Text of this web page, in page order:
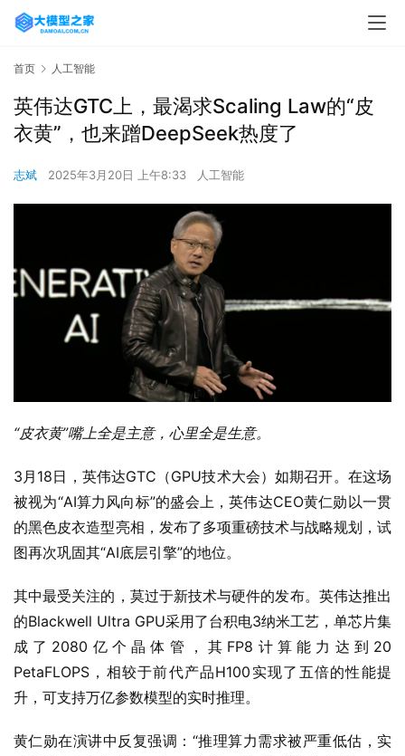
首页 人工智能
英伟达GTC上，最渴求Scaling Law的“皮
衣黄”，也来蹭DeepSeek热度了
志斌 2025年3月20日 上午8:33 人工智能
“皮衣黄”嘴上全是主意，心里全是生意。
3月18日，英伟达GTC（GPU技术大会）如期召开。在这场
被视为“AI算力风向标”的盛会上，英伟达CEO黄仁勋以一贯
的黑色皮衣造型亮相，发布了多项重磅技术与战略规划，试
图再次巩固其“AI底层引擎”的地位。
其中最受关注的，莫过于新技术与硬件的发布。英伟达推出
的Blackwell Ultra GPU采用了台积电3纳米工艺，单芯片集
成了2080亿个晶体管，其FP8计算能力达到20
PetaFLOPS，相较于前代产品H100实现了五倍的性能提
升，可支持万亿参数模型的实时推理。
黄仁勋在演讲中反复强调：“推理算力需求被严重低估，实